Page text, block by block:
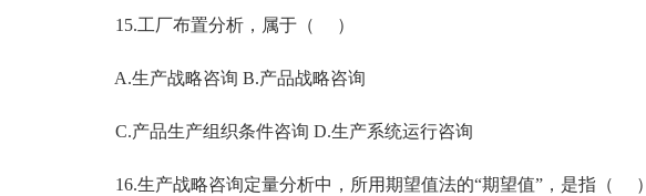
15.工厂布置分析，属于（ ）
A.生产战略咨询 B.产品战略咨询
C.产品生产组织条件咨询 D.生产系统运行咨询
16.生产战略咨询定量分析中，所用期望值法的“期望值”，是指（ ）